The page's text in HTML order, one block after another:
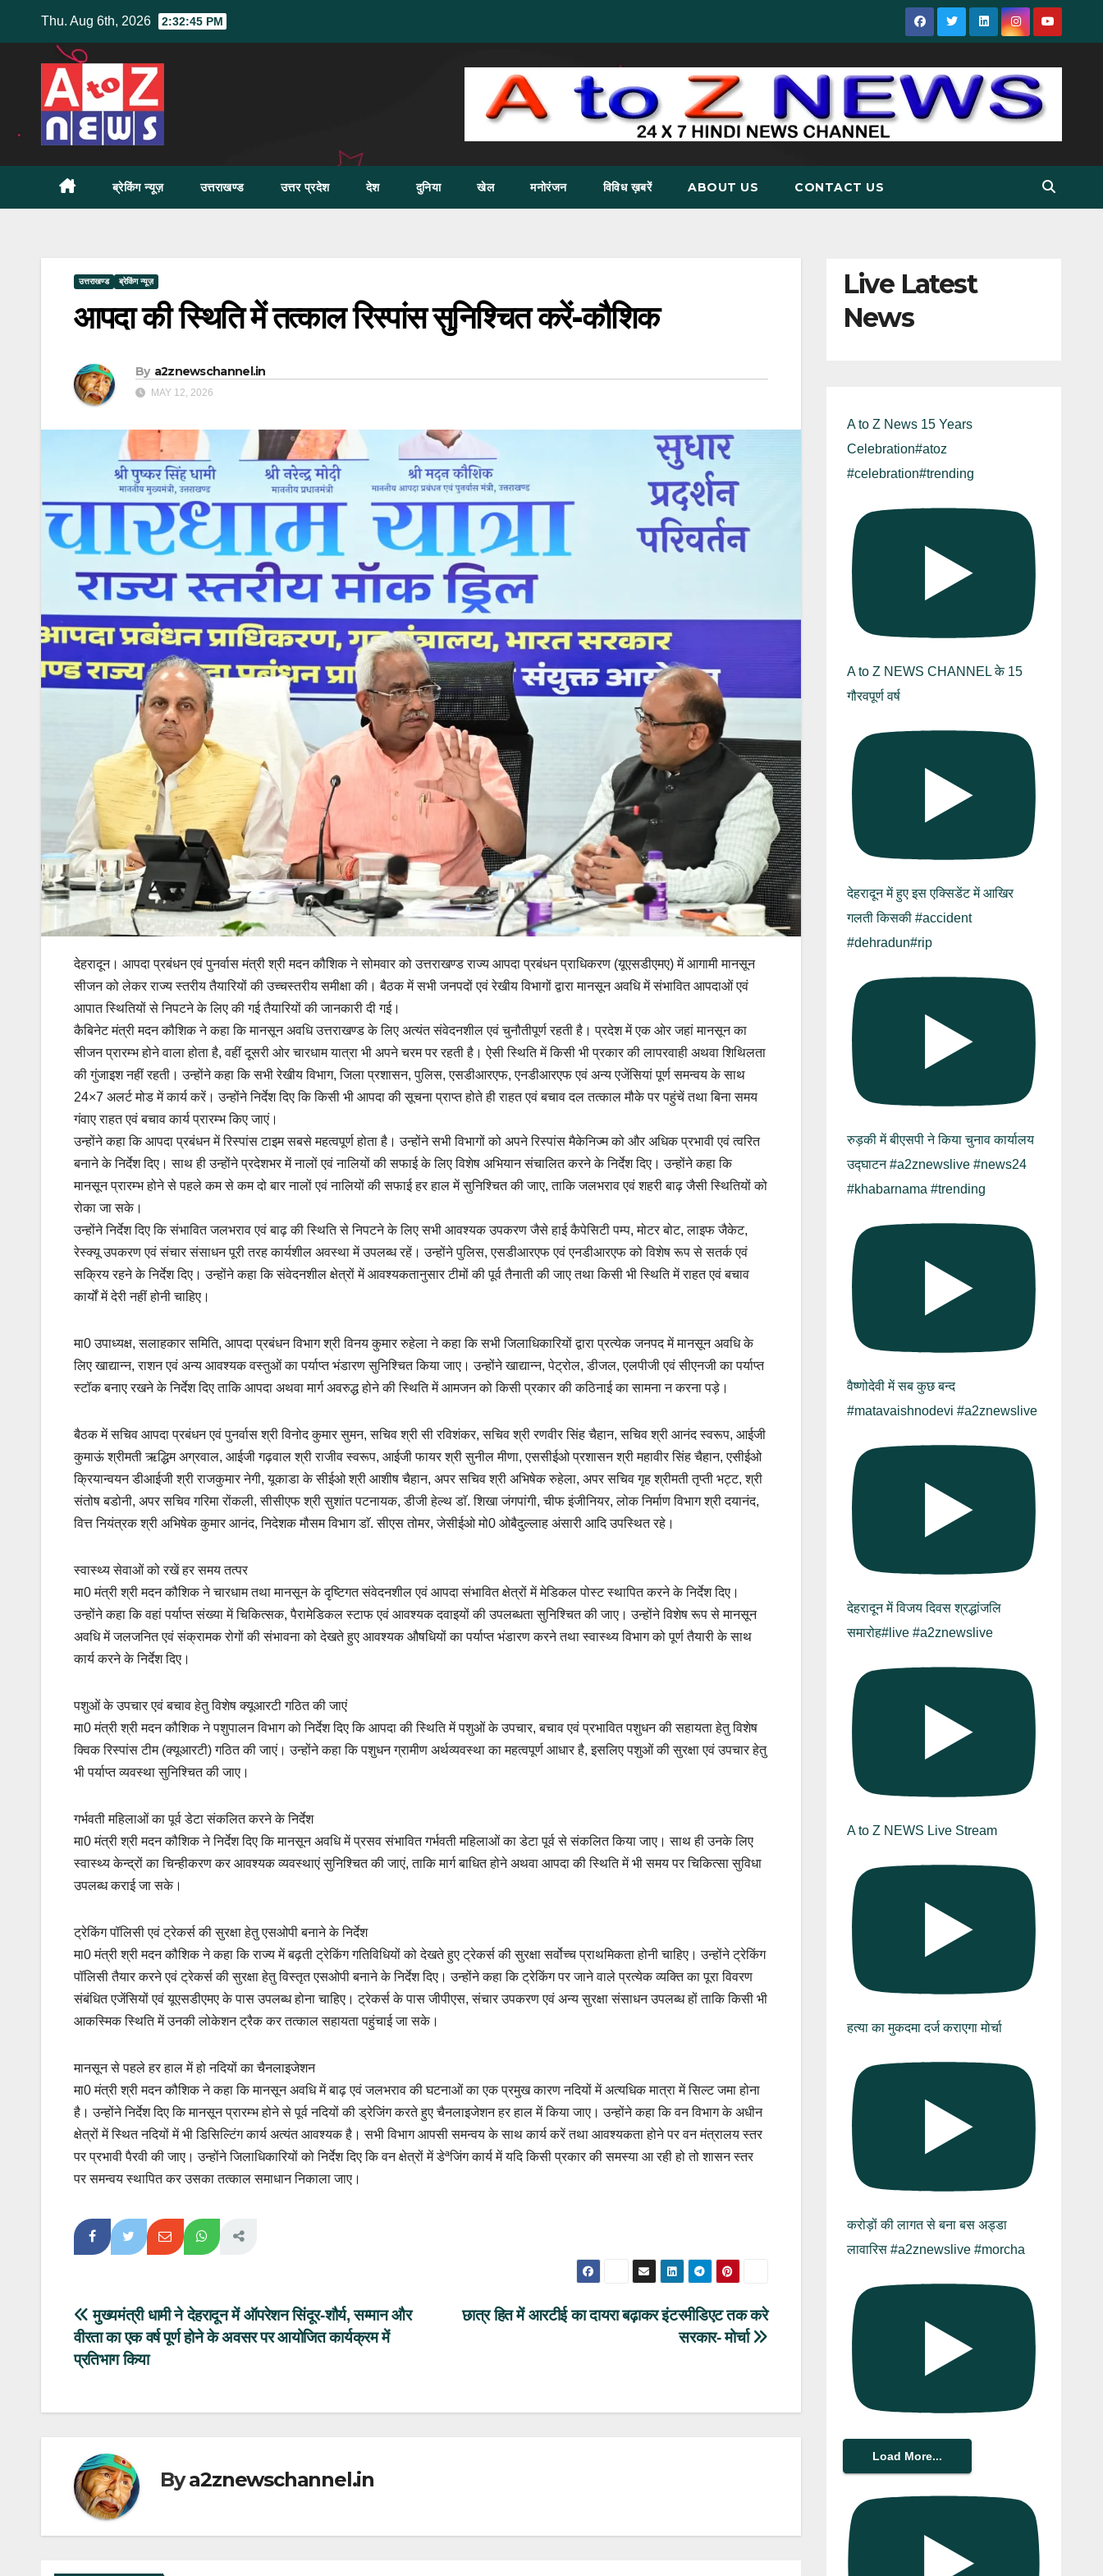
content
Thu. Aug 6th, 2026 2:32:46 PM
ब्रेकिंग न्यूज़ उत्तराखण्ड उत्तर प्रदेश देश दुनिया खेल मनोरंजन विविध ख़बरें ABOUT US CONTACT US
उत्तराखण्ड ब्रेकिंग न्यूज़
आपदा की स्थिति में तत्काल रिस्पांस सुनिश्चित करें-कौशिक
By a2znewschannel.in
MAY 12, 2026
देहरादून। आपदा प्रबंधन एवं पुनर्वास मंत्री श्री मदन कौशिक ने सोमवार को उत्तराखण्ड राज्य आपदा प्रबंधन प्राधिकरण (यूएसडीएमए) में आगामी मानसून
सीजन को लेकर राज्य स्तरीय तैयारियों की उच्चस्तरीय समीक्षा की। बैठक में सभी जनपदों एवं रेखीय विभागों द्वारा मानसून अवधि में संभावित आपदाओं एवं
आपात स्थितियों से निपटने के लिए की गई तैयारियों की जानकारी दी गई।
कैबिनेट मंत्री मदन कौशिक ने कहा कि मानसून अवधि उत्तराखण्ड के लिए अत्यंत संवेदनशील एवं चुनौतीपूर्ण रहती है। प्रदेश में एक ओर जहां मानसून का
सीजन प्रारम्भ होने वाला होता है, वहीं दूसरी ओर चारधाम यात्रा भी अपने चरम पर रहती है। ऐसी स्थिति में किसी भी प्रकार की लापरवाही अथवा शिथिलता
की गुंजाइश नहीं रहती। उन्होंने कहा कि सभी रेखीय विभाग, जिला प्रशासन, पुलिस, एसडीआरएफ, एनडीआरएफ एवं अन्य एजेंसियां पूर्ण समन्वय के साथ
24×7 अलर्ट मोड में कार्य करें। उन्होंने निर्देश दिए कि किसी भी आपदा की सूचना प्राप्त होते ही राहत एवं बचाव दल तत्काल मौके पर पहुंचें तथा बिना समय
गंवाए राहत एवं बचाव कार्य प्रारम्भ किए जाएं।
उन्होंने कहा कि आपदा प्रबंधन में रिस्पांस टाइम सबसे महत्वपूर्ण होता है। उन्होंने सभी विभागों को अपने रिस्पांस मैकेनिज्म को और अधिक प्रभावी एवं त्वरित
बनाने के निर्देश दिए। साथ ही उन्होंने प्रदेशभर में नालों एवं नालियों की सफाई के लिए विशेष अभियान संचालित करने के निर्देश दिए। उन्होंने कहा कि
मानसून प्रारम्भ होने से पहले कम से कम दो बार नालों एवं नालियों की सफाई हर हाल में सुनिश्चित की जाए, ताकि जलभराव एवं शहरी बाढ़ जैसी स्थितियों को
रोका जा सके।
उन्होंने निर्देश दिए कि संभावित जलभराव एवं बाढ़ की स्थिति से निपटने के लिए सभी आवश्यक उपकरण जैसे हाई कैपेसिटी पम्प, मोटर बोट, लाइफ जैकेट,
रेस्क्यू उपकरण एवं संचार संसाधन पूरी तरह कार्यशील अवस्था में उपलब्ध रहें। उन्होंने पुलिस, एसडीआरएफ एवं एनडीआरएफ को विशेष रूप से सतर्क एवं
सक्रिय रहने के निर्देश दिए। उन्होंने कहा कि संवेदनशील क्षेत्रों में आवश्यकतानुसार टीमों की पूर्व तैनाती की जाए तथा किसी भी स्थिति में राहत एवं बचाव
कार्यों में देरी नहीं होनी चाहिए।
मा0 उपाध्यक्ष, सलाहकार समिति, आपदा प्रबंधन विभाग श्री विनय कुमार रुहेला ने कहा कि सभी जिलाधिकारियों द्वारा प्रत्येक जनपद में मानसून अवधि के
लिए खाद्यान्न, राशन एवं अन्य आवश्यक वस्तुओं का पर्याप्त भंडारण सुनिश्चित किया जाए। उन्होंने खाद्यान्न, पेट्रोल, डीजल, एलपीजी एवं सीएनजी का पर्याप्त
स्टॉक बनाए रखने के निर्देश दिए ताकि आपदा अथवा मार्ग अवरुद्ध होने की स्थिति में आमजन को किसी प्रकार की कठिनाई का सामना न करना पड़े।
बैठक में सचिव आपदा प्रबंधन एवं पुनर्वास श्री विनोद कुमार सुमन, सचिव श्री सी रविशंकर, सचिव श्री रणवीर सिंह चैहान, सचिव श्री आनंद स्वरूप, आईजी
कुमाऊं श्रीमती ऋद्धिम अग्रवाल, आईजी गढ़वाल श्री राजीव स्वरूप, आईजी फायर श्री सुनील मीणा, एससीईओ प्रशासन श्री महावीर सिंह चैहान, एसीईओ
क्रियान्वयन डीआईजी श्री राजकुमार नेगी, यूकाडा के सीईओ श्री आशीष चैहान, अपर सचिव श्री अभिषेक रुहेला, अपर सचिव गृह श्रीमती तृप्ती भट्ट, श्री
संतोष बडोनी, अपर सचिव गरिमा रोंकली, सीसीएफ श्री सुशांत पटनायक, डीजी हेल्थ डाॅ. शिखा जंगपांगी, चीफ इंजीनियर, लोक निर्माण विभाग श्री दयानंद,
वित्त नियंत्रक श्री अभिषेक कुमार आनंद, निदेशक मौसम विभाग डाॅ. सीएस तोमर, जेसीईओ मो0 ओबैदुल्लाह अंसारी आदि उपस्थित रहे।
स्वास्थ्य सेवाओं को रखें हर समय तत्पर
मा0 मंत्री श्री मदन कौशिक ने चारधाम तथा मानसून के दृष्टिगत संवेदनशील एवं आपदा संभावित क्षेत्रों में मेडिकल पोस्ट स्थापित करने के निर्देश दिए।
उन्होंने कहा कि वहां पर्याप्त संख्या में चिकित्सक, पैरामेडिकल स्टाफ एवं आवश्यक दवाइयों की उपलब्धता सुनिश्चित की जाए। उन्होंने विशेष रूप से मानसून
अवधि में जलजनित एवं संक्रामक रोगों की संभावना को देखते हुए आवश्यक औषधियों का पर्याप्त भंडारण करने तथा स्वास्थ्य विभाग को पूर्ण तैयारी के साथ
कार्य करने के निर्देश दिए।
पशुओं के उपचार एवं बचाव हेतु विशेष क्यूआरटी गठित की जाएं
मा0 मंत्री श्री मदन कौशिक ने पशुपालन विभाग को निर्देश दिए कि आपदा की स्थिति में पशुओं के उपचार, बचाव एवं प्रभावित पशुधन की सहायता हेतु विशेष
क्विक रिस्पांस टीम (क्यूआरटी) गठित की जाएं। उन्होंने कहा कि पशुधन ग्रामीण अर्थव्यवस्था का महत्वपूर्ण आधार है, इसलिए पशुओं की सुरक्षा एवं उपचार हेतु
भी पर्याप्त व्यवस्था सुनिश्चित की जाए।
गर्भवती महिलाओं का पूर्व डेटा संकलित करने के निर्देश
मा0 मंत्री श्री मदन कौशिक ने निर्देश दिए कि मानसून अवधि में प्रसव संभावित गर्भवती महिलाओं का डेटा पूर्व से संकलित किया जाए। साथ ही उनके लिए
स्वास्थ्य केन्द्रों का चिन्हीकरण कर आवश्यक व्यवस्थाएं सुनिश्चित की जाएं, ताकि मार्ग बाधित होने अथवा आपदा की स्थिति में भी समय पर चिकित्सा सुविधा
उपलब्ध कराई जा सके।
ट्रेकिंग पॉलिसी एवं ट्रेकर्स की सुरक्षा हेतु एसओपी बनाने के निर्देश
मा0 मंत्री श्री मदन कौशिक ने कहा कि राज्य में बढ़ती ट्रेकिंग गतिविधियों को देखते हुए ट्रेकर्स की सुरक्षा सर्वोच्च प्राथमिकता होनी चाहिए। उन्होंने ट्रेकिंग
पॉलिसी तैयार करने एवं ट्रेकर्स की सुरक्षा हेतु विस्तृत एसओपी बनाने के निर्देश दिए। उन्होंने कहा कि ट्रेकिंग पर जाने वाले प्रत्येक व्यक्ति का पूरा विवरण
संबंधित एजेंसियों एवं यूएसडीएमए के पास उपलब्ध होना चाहिए। ट्रेकर्स के पास जीपीएस, संचार उपकरण एवं अन्य सुरक्षा संसाधन उपलब्ध हों ताकि किसी भी
आकस्मिक स्थिति में उनकी लोकेशन ट्रैक कर तत्काल सहायता पहुंचाई जा सके।
मानसून से पहले हर हाल में हो नदियों का चैनलाइजेशन
मा0 मंत्री श्री मदन कौशिक ने कहा कि मानसून अवधि में बाढ़ एवं जलभराव की घटनाओं का एक प्रमुख कारण नदियों में अत्यधिक मात्रा में सिल्ट जमा होना
है। उन्होंने निर्देश दिए कि मानसून प्रारम्भ होने से पूर्व नदियों की ड्रेजिंग करते हुए चैनलाइजेशन हर हाल में किया जाए। उन्होंने कहा कि वन विभाग के अधीन
क्षेत्रों में स्थित नदियों में भी डिसिल्टिंग कार्य अत्यंत आवश्यक है। सभी विभाग आपसी समन्वय के साथ कार्य करें तथा आवश्यकता होने पर वन मंत्रालय स्तर
पर प्रभावी पैरवी की जाए। उन्होंने जिलाधिकारियों को निर्देश दिए कि वन क्षेत्रों में डेªजिंग कार्य में यदि किसी प्रकार की समस्या आ रही हो तो शासन स्तर
पर समन्वय स्थापित कर उसका तत्काल समाधान निकाला जाए।
Post
navigation
छात्र हित में आरटीई का दायरा बढ़ाकर इंटरमीडिएट तक करे
सरकार- मोर्चा
मुख्यमंत्री धामी ने देहरादून में ऑपरेशन सिंदूर-शौर्य, सम्मान और
वीरता का एक वर्ष पूर्ण होने के अवसर पर आयोजित कार्यक्रम में
प्रतिभाग किया
Bya2znewschannel.in
Live Latest
News
A to Z News 15 Years
Celebration#atoz
#celebration#trending
A to Z NEWS CHANNEL के 15
गौरवपूर्ण वर्ष
देहरादून में हुए इस एक्सिडेंट में आखिर
गलती किसकी #accident
#dehradun#rip
रुड़की में बीएसपी ने किया चुनाव कार्यालय
उद्घाटन #a2znewslive #news24
#khabarnama #trending
वैष्णोदेवी में सब कुछ बन्द
#matavaishnodevi #a2znewslive
देहरादून में विजय दिवस श्रद्धांजलि
समारोह#live #a2znewslive
A to Z NEWS Live Stream
हत्या का मुकदमा दर्ज कराएगा मोर्चा
करोड़ों की लागत से बना बस अड्डा
लावारिस #a2znewslive #morcha
Load More...